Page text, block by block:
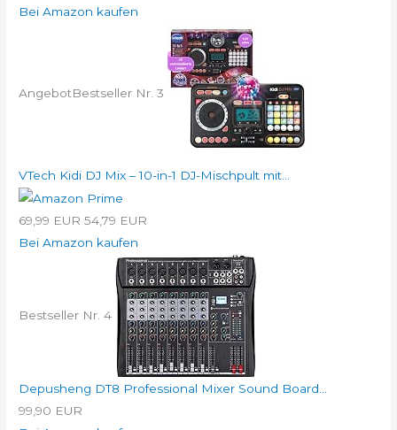
Bei Amazon kaufen
AngebotBestseller Nr. 3
VTech Kidi DJ Mix – 10-in-1 DJ-Mischpult mit...
69,99 EUR 54,79 EUR
Bei Amazon kaufen
Bestseller Nr. 4
Depusheng DT8 Professional Mixer Sound Board...
99,90 EUR